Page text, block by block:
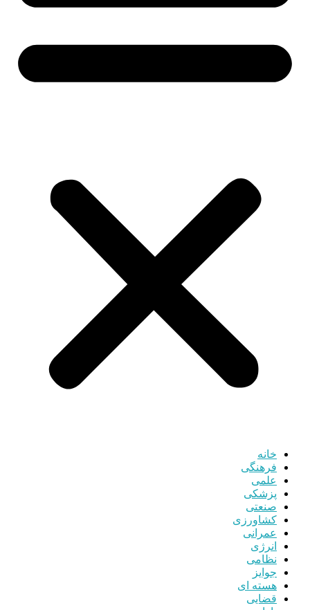
خانه
فرهنگی
علمی
پزشکی
صنعتی
کشاورزی
عمرانی
انرژی
نظامی
جوایز
هسته ای
قضایی